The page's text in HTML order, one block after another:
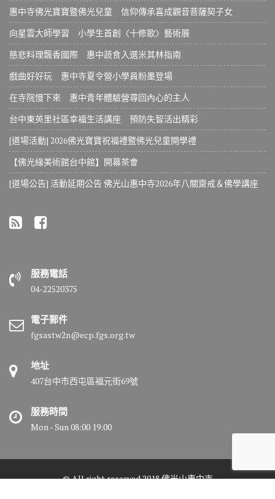
惠中寺佛光寶寶暨佛光兒童 信仰傳承喜成觀音菩薩契子女
向星雲大師學習 小學生首創〈十修歌〉藝術展
慈悲料理飄香國際 惠中蔬食入選米其林指南
戲曲好好玩 惠中寺夏令營小學員粉墨登場
在寺院慢下來 惠中青年體驗營尋回內心的主人
台中東英里社區幸福生活講座 預防失智活出精彩
[道場活動] 2026佛光寶寶祝福禮暨佛光兒童開學禮
【佛光緣美術館台中館】開幕茶會
[道場公告] 活動延期公告 佛光山惠中寺2026年八關齋戒＆佛學講座
服務電話
04-22520375
電子郵件
fgsastw2n@ecp.fgs.org.tw
地址
407台中市西屯區福元街69號
服務時間
Mon - Sun 08:00 19:00
© All right reserved 2018 佛光山惠中寺